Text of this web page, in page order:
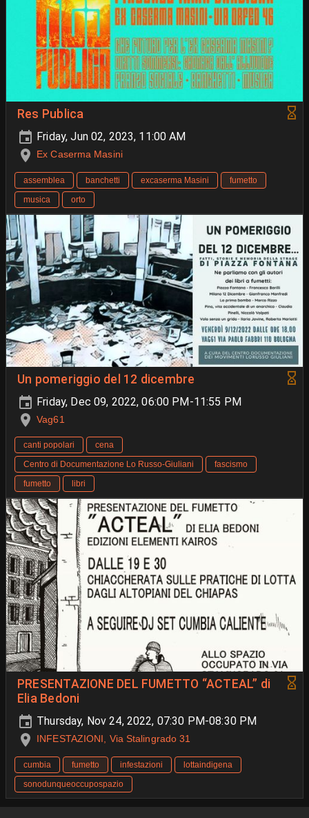
Res Publica
Friday, Jun 02, 2023, 11:00 AM
Ex Caserma Masini
assemblea banchetti excaserma Masini
fumetto
musica
orto
Un pomeriggio del 12 dicembre
Friday, Dec 09, 2022, 06:00 PM-11:55 PM
Vag61
canti popolari
cena
Centro di Documentazione Lo Russo-Giuliani
fascismo
fumetto
libri
PRESENTAZIONE DEL FUMETTO “ACTEAL” di
Elia Bedoni
Thursday, Nov 24, 2022, 07:30 PM-08:30 PM
INFESTAZIONI, Via Stalingrado 31
cumbia fumetto infestazioni
lottaindigena
sonodunqueoccupospazio